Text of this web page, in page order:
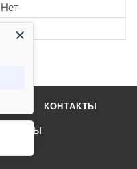
Нет
49 дб
КОНТАКТЫ
БРЕНДЫ